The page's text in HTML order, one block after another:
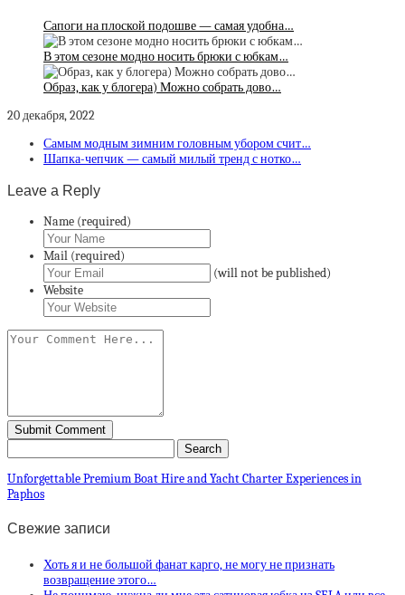
Сапоги на плоской подошве — самая удобна…
В этом сезоне модно носить брюки с юбкам…
Образ, как у блогера) Можно собрать дово…
20 декабря, 2022
Самым модным зимним головным убором счит…
Шапка-чепчик — самый милый тренд с нотко…
Leave a Reply
Name (required)
Mail (required)
(will not be published)
Website
Unforgettable Premium Boat Hire and Yacht Charter Experiences in
Paphos
Свежие записи
Хоть я и не большой фанат карго, не могу не признать
возвращение этого…